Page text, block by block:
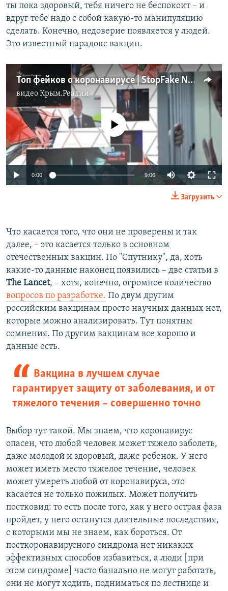
ты пока здоровый, тебя ничего не беспокоит – и
вдруг тебе надо с собой какую-то манипуляцию
сделать. Конечно, недоверие появляется у людей.
Это известный парадокс вакцин.
Топ фейков о коронавирусе | StopFake News (видео)
видеоКрым.Реалии
720p 1080p
No media source currently available
0:00 9:06
240p
1080p
Загрузить
Что касается того, что они не проверены и так
далее, – это касается только в основном
отечественных вакцин. По "Спутнику", да, хоть
какие-то данные наконец появились – две статьи в
The Lancet, – хотя, конечно, огромное количество
вопросов по разработке. По двум другим
российским вакцинам просто научных данных нет,
которые можно анализировать. Тут понятны
сомнения. По другим вакцинам все хорошо и
данные есть.
Вакцина в лучшем случае
гарантирует защиту от заболевания, и от
тяжелого течения – совершенно точно
Выбор тут такой. Мы знаем, что коронавирус
опасен, что любой человек может тяжело заболеть,
даже молодой и здоровый, даже ребенок. У него
может иметь место тяжелое течение, человек
может умереть любой от коронавируса, это
касается не только пожилых. Может получить
постковид: то есть после того, как у него острая фаза
пройдет, у него останутся длительные последствия,
с которыми мы не знаем, как бороться. От
посткоронавирусного синдрома нет никаких
эффективных способов избавиться, а люди [при
этом синдроме] часто банально не могут работать,
они не могут ходить, подниматься по лестнице и